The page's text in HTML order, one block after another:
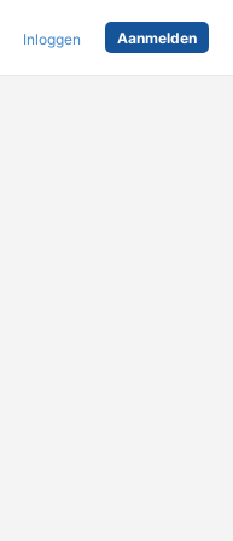
Inloggen Aanmelden